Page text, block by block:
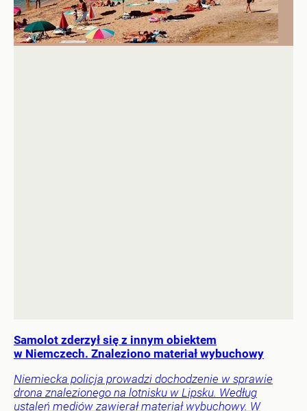
Samolot zderzył się z innym obiektem
w Niemczech. Znaleziono materiał wybuchowy
Niemiecka policja prowadzi dochodzenie w sprawie
drona znalezionego na lotnisku w Lipsku. Według
ustaleń mediów zawierał materiał wybuchowy. W